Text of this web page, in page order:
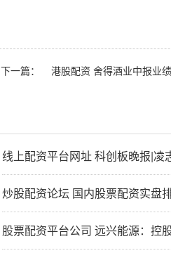
下一篇：
线上配资平台网址 科创板晚报|凌志软件董事长提议回购3000万元-5000万元股份 寒武纪称有“专
炒股配资论坛 国内股票配资实盘排行榜
股票配资平台公司 远兴能源：控股子公司阿拉善塔木素天然碱开发利用项目